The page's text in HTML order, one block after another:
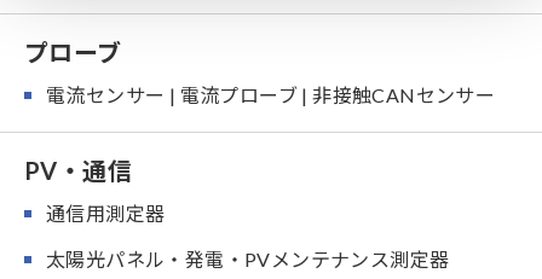
プローブ
電流センサー | 電流プローブ | 非接触CANセンサー
PV・通信
通信用測定器
太陽光パネル・発電・PVメンテナンス測定器